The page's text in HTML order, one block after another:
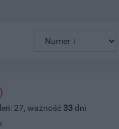
27, ważność 33 dni